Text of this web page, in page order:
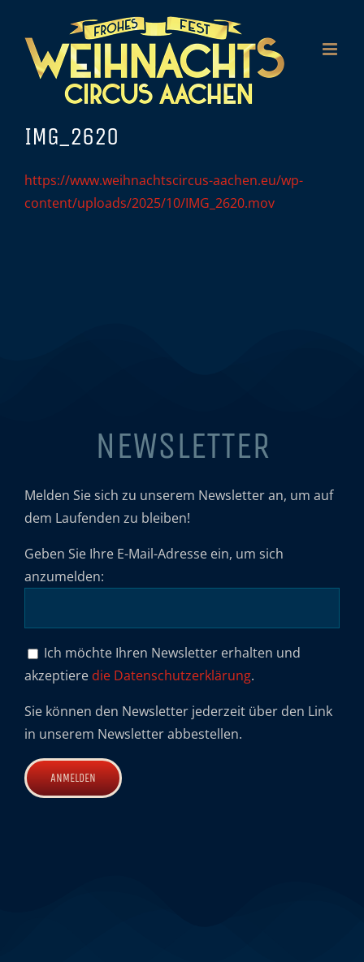
Inhalt
springen
IMG_2620
https://www.weihnachtscircus-aachen.eu/wp-
content/uploads/2025/10/IMG_2620.mov
NEWSLETTER
Melden Sie sich zu unserem Newsletter an, um auf
dem Laufenden zu bleiben!
Geben Sie Ihre E-Mail-Adresse ein, um sich
anzumelden:
Ich möchte Ihren Newsletter erhalten und
akzeptiere die Datenschutzerklärung.
Sie können den Newsletter jederzeit über den Link
in unserem Newsletter abbestellen.